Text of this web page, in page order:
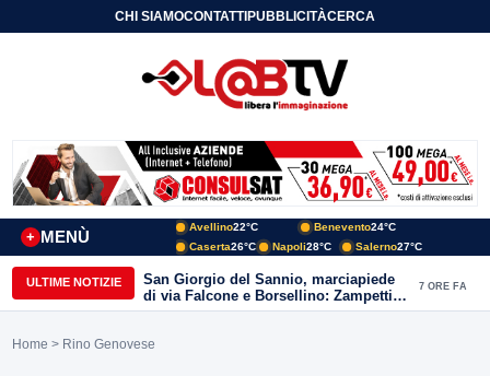
CHI SIAMOCONTATTIPUBBLICITÀCERCA
MENÙ
+
Avellino22°C Benevento24°C
Caserta26°C Napoli28°C Salerno27°C
ULTIME NOTIZIE
San Giorgio del Sannio, marciapiede
di via Falcone e Borsellino: Zampetti e
Lombardi replicano alle polemiche
7 ORE FA
Home > Rino Genovese